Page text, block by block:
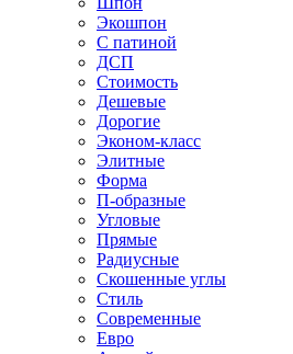
Экошпон
С патиной
ДСП
Стоимость
Дешевые
Дорогие
Эконом-класс
Элитные
Форма
П-образные
Угловые
Прямые
Радиусные
Скошенные углы
Стиль
Современные
Евро